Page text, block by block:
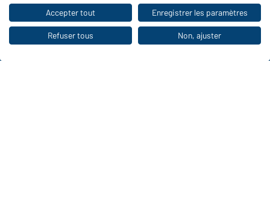
Vers la boutique pour particuliers
Couleurs
WORKWEAR COLLECTION
Accepter tout Enregistrer les paramètres
Refuser tous Non, ajuster